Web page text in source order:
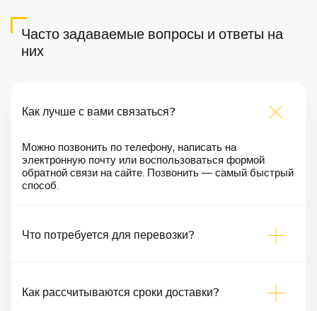
Часто задаваемые вопросы и ответы на
них
Как лучше с вами связаться?
Можно позвонить по телефону, написать на
электронную почту или воспользоваться формой
обратной связи на сайте. Позвонить — самый быстрый
способ.
Что потребуется для перевозки?
Как рассчитываются сроки доставки?